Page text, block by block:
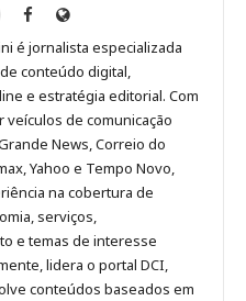
no
Instagram
Anny
Malagolini
no
Facebook
Site
de
Anny
Malagolini
é jornalista especializada
conteúdo digital,
e estratégia editorial. Com
veículos de comunicação
News, Correio do
Yahoo e Tempo Novo,
na cobertura de
serviços,
e temas de interesse
lidera o portal DCI,
conteúdos baseados em